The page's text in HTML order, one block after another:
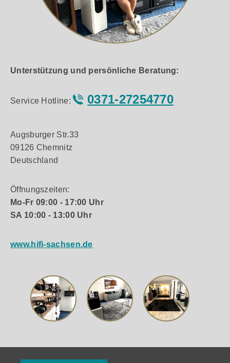
Unterstützung und persönliche Beratung:
Service Hotline: 0371-27254770
Augsburger Str.33
09126 Chemnitz
Deutschland
Öffnungszeiten:
Mo-Fr 09:00 - 17:00 Uhr
SA 10:00 - 13:00 Uhr
www.hifi-sachsen.de